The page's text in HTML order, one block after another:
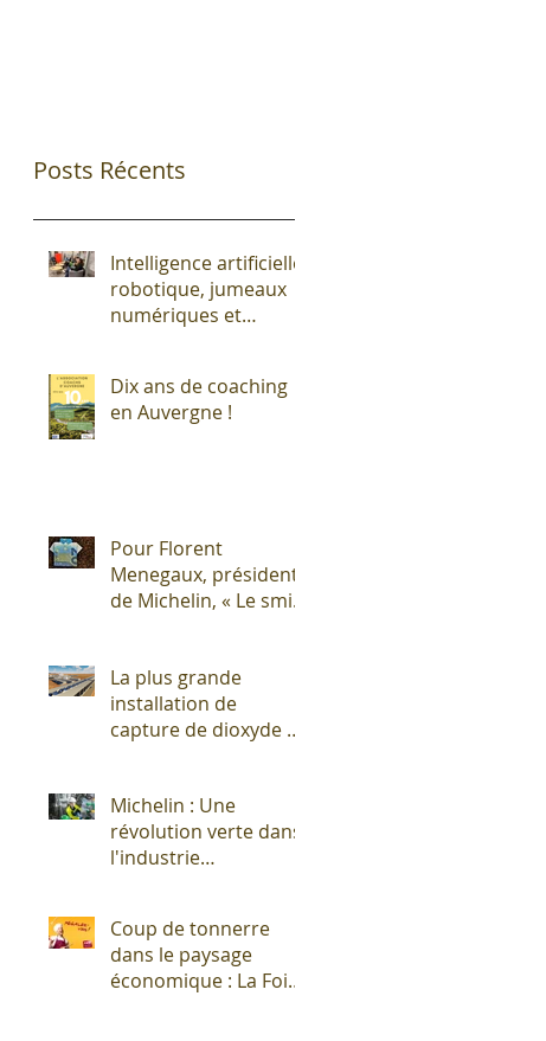
Posts Récents
Intelligence artificielle,
robotique, jumeaux
numériques et
défis pour l'industrie !
Dix ans de coaching
en Auvergne !
Pour Florent
Menegaux, président
de Michelin, « Le smic
La plus grande
installation de
capture de dioxyde de
terre !
Michelin : Une
révolution verte dans
l'industrie
Coup de tonnerre
dans le paysage
économique : La Foire